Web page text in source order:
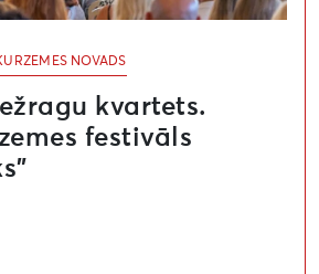
NOVADS
kvartets.
festivāls